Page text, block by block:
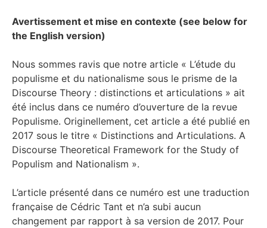
Avertissement et mise en contexte (see below for
the English version)
Nous sommes ravis que notre article « L’étude du
populisme et du nationalisme sous le prisme de la
Discourse Theory : distinctions et articulations » ait
été inclus dans ce numéro d’ouverture de la revue
Populisme. Originellement, cet article a été publié en
2017 sous le titre « Distinctions and Articulations. A
Discourse Theoretical Framework for the Study of
Populism and Nationalism ».
L’article présenté dans ce numéro est une traduction
française de Cédric Tant et n’a subi aucun
changement par rapport à sa version de 2017. Pour